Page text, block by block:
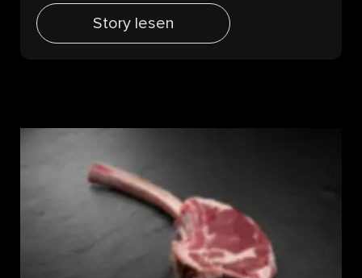
Story lesen